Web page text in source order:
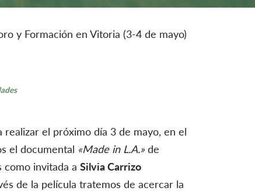
y Formación en Vitoria (3-4 de mayo)
realizar el próximo día 3 de mayo, en el
el documental «Made in L.A.» de
como invitada a Silvia Carrizo
de la película tratemos de acercar la